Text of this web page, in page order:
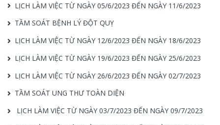
LỊCH LÀM VIỆC TỪ NGÀY 05/6/2023 ĐẾN NGÀY 11/6/2023
TẦM SOÁT BỆNH LÝ ĐỘT QUỴ
LỊCH LÀM VIỆC TỪ NGÀY 12/6/2023 ĐẾN NGÀY 18/6/2023
LỊCH LÀM VIỆC TỪ NGÀY 19/6/2023 ĐẾN NGÀY 25/6/2023
LỊCH LÀM VIỆC TỪ NGÀY 26/6/2023 ĐẾN NGÀY 02/7/2023
TẦM SOÁT UNG THƯ TOÀN DIỆN
LỊCH LÀM VIỆC TỪ NGÀY 03/7/2023 ĐẾN NGÀY 09/7/2023